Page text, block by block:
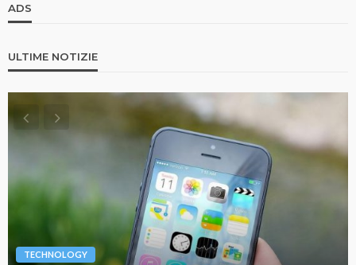
ADS
ULTIME NOTIZIE
TECHNOLOGY